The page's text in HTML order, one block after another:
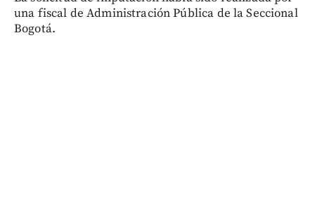
una fiscal de Administración Pública de la Seccional
Bogotá.